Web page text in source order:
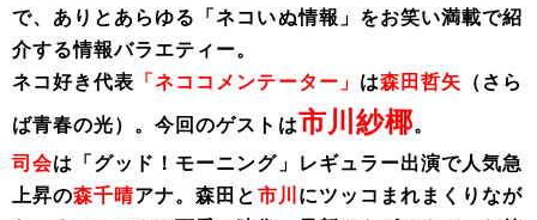
で、ありとあらゆる「ネコいぬ情報」をお笑い満載で紹
介する情報バラエティー。
ネコ好き代表 「ネココメンテーター」 は森田哲矢 （さら
ば青春の光）。今回のゲストは市川紗椰。
司会は「グッド！モーニング」レギュラー出演で人気急
上昇の森千晴アナ。森田と 市川 にツッコまれまくりなが